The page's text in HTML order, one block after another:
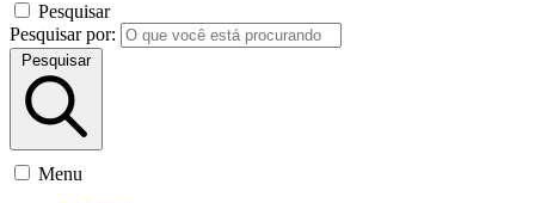
Pesquisar
Pesquisar por:
Pesquisar
Menu